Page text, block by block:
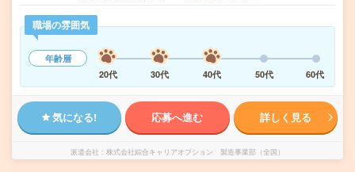
職場の雰囲気
年齢層
20代
30代 40代 50代 60代
気になる! 応募へ進む 詳しく見る
派遣会社 株式会社綜合キャリアオプション 製造事業部（全国）